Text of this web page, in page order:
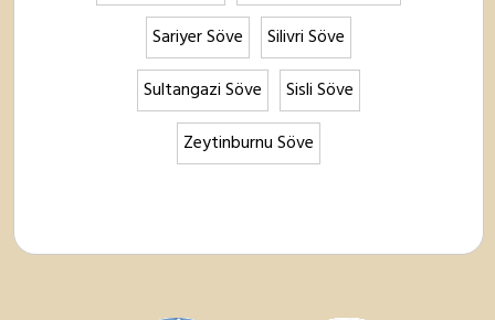
Sariyer Söve
Silivri Söve
Sultangazi Söve
Sisli Söve
Zeytinburnu Söve